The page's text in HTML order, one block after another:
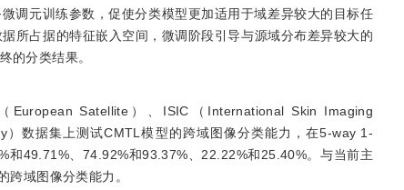
调元训练参数，促使分类模型更加适用于域差异较大的目标任
所占据的特征嵌入空间，微调阶段引导与源域分布差异较大的
的分类结果。
Satellite）、ISIC（International Skin Imaging
数据集上测试CMTL模型的跨域图像分类能力，在5-way 1-
49.71%、74.92%和93.37%、22.22%和25.40%。与当前主
域图像分类能力。